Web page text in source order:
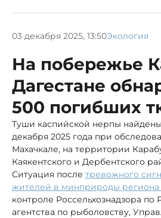
03 декабря 2025, 13:50Экология
На побережье
Дагестане
500 погибших
Туши каспийской нерпы
декабря 2025 года при
Махачкале, на территории
Каякентского и Дербентского
Ситуация после тревожного
жителей в минприроды региона
контроле Россельхознадзора
агентства по рыболовству,